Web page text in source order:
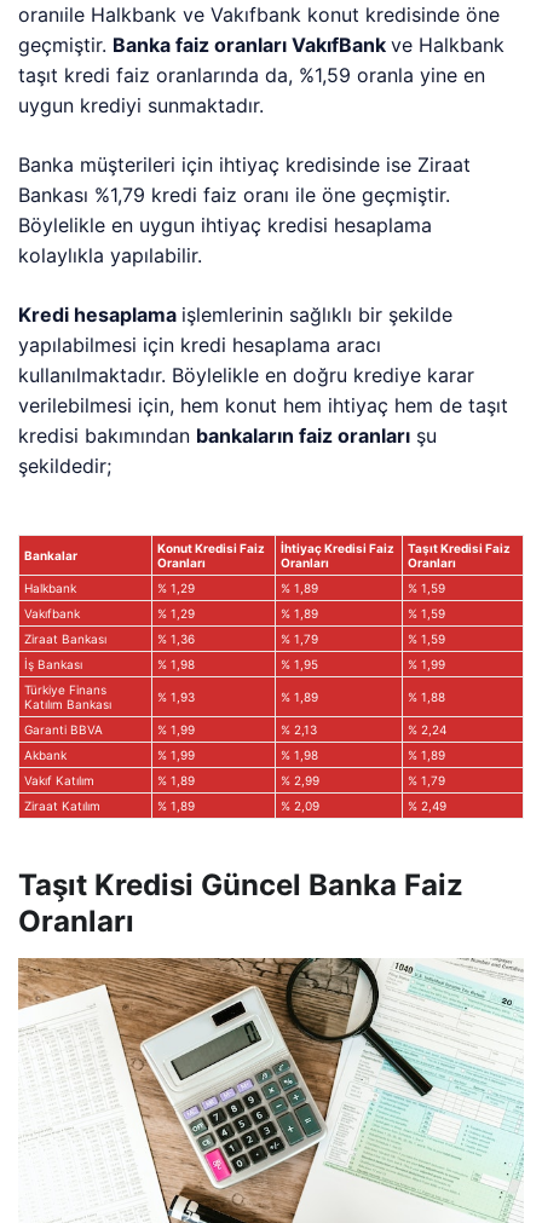
oranıile Halkbank ve Vakıfbank konut kredisinde öne
geçmiştir. Banka faiz oranları VakıfBankve Halkbank
taşıt kredi faiz oranlarında da, %1,59 oranla yine en
uygun krediyi sunmaktadır.
Banka müşterileri için ihtiyaç kredisinde ise Ziraat
Bankası %1,79 kredi faiz oranı ile öne geçmiştir.
Böylelikle en uygun ihtiyaç kredisi hesaplama
kolaylıkla yapılabilir.
Kredi hesaplama işlemlerinin sağlıklı bir şekilde
yapılabilmesi için kredi hesaplama aracı
kullanılmaktadır. Böylelikle en doğru krediye karar
verilebilmesi için, hem konut hem ihtiyaç hem de taşıt
kredisi bakımından bankaların faiz oranları şu
şekildedir;
Bankalar
Konut Kredisi Faiz
Oranları
İhtiyaç Kredisi Faiz
Oranları
Taşıt Kredisi Faiz
Oranları
Halkbank
% 1,29 % 1,89
% 1,59
Vakıfbank
% 1,29 % 1,89
% 1,59
Ziraat Bankası
% 1,36 % 1,79
% 1,59
İş Bankası
% 1,98 % 1,95
% 1,99
Türkiye Finans
Katılım Bankası
% 1,93 % 1,89 % 1,88
Garanti BBVA % 1,99 % 2,13
% 2,24
Akbank
% 1,99 % 1,98
% 1,89
Vakıf Katılım
% 1,89 % 2,99
% 1,79
Ziraat Katılım
% 1,89 % 2,09 % 2,49
Taşıt Kredisi Güncel Banka Faiz
Oranları